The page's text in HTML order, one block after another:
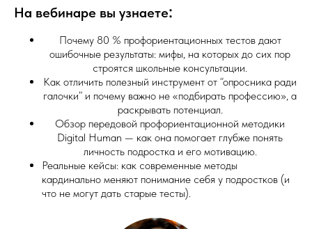
На вебинаре вы узнаете:
Почему 80 % профориентационных тестов дают
ошибочные результаты: мифы, на которых до сих пор
строятся школьные консультации.
Как отличить полезный инструмент от “опросника ради
галочки” и почему важно не «подбирать профессию», а
раскрывать потенциал.
Обзор передовой профориентационной методики
Digital Human — как она помогает глубже понять
личность подростка и его мотивацию.
Реальные кейсы: как современные методы
кардинально меняют понимание себя у подростков (и
что не могут дать старые тесты).